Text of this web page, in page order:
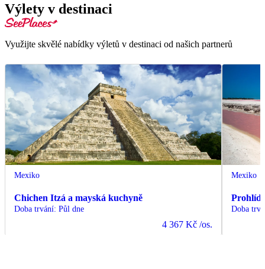
Výlety v destinaci
Využijte skvělé nabídky výletů v destinaci od našich partnerů
Mexiko
Chichen Itzá a mayská kuchyně
Doba trvání: Půl dne
4 367 Kč /os.
Mexiko
Doba